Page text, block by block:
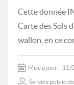
Cette donnée
Carte des Sols
wallon, en ce
Mise à jour: 11/
Service public